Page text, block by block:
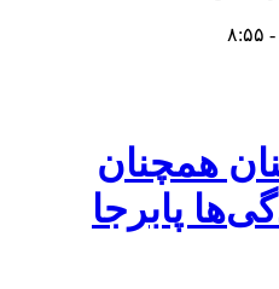
همچنان
پابرجا